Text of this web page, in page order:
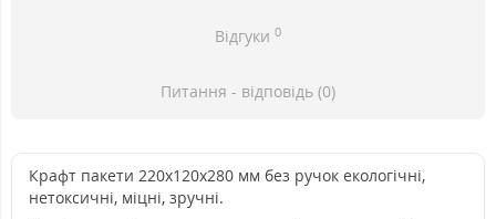
Відгуки 0
Питання - відповідь (0)
Крафт пакети 220х120х280 мм без ручок екологічні,
нетоксичні, міцні, зручні.